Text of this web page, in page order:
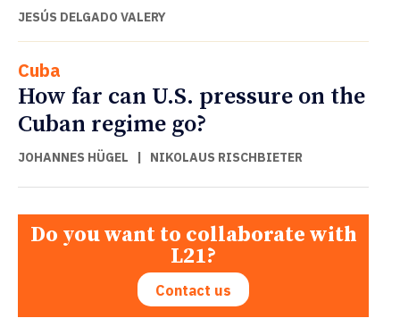
JESÚS DELGADO VALERY
Cuba
How far can U.S. pressure on the
Cuban regime go?
JOHANNES HÜGEL | NIKOLAUS RISCHBIETER
Do you want to collaborate with
L21?
Contact us